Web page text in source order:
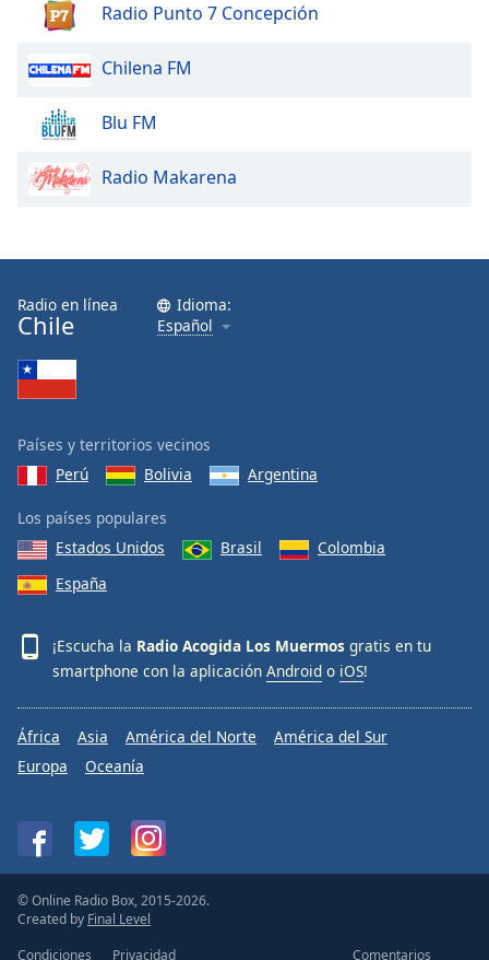
dialog
window.
Escape
cancel
Text
Text
Color
Opacity
Caption
Background
Color
Font
Text
Edge
Style
Radio Punto 7 Concepción
Chilena FM
Blu FM
Radio Makarena
Radio en línea
Chile
Idioma:
Español
Países y territorios vecinos
Perú
Bolivia Argentina
Los países populares
Estados Unidos
Brasil
Colombia
España
¡Escucha la Radio Acogida Los Muermos gratis en tu
smartphone con la aplicación Android o iOS!
África Asia América del Norte
América del Sur
Europa
Oceanía
© Online Radio Box, 2015-2026.
Created by Final Level
Condiciones
Privacidad Comentarios